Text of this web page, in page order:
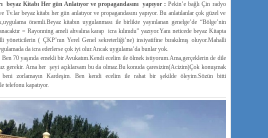
beyaz Kitabı Her gün Anlatıyor ve propagandasını yapıyor : Pekin’e bağlı Çin radyo
Tv.lar beyaz kitabı her gün anlatıyor ve propagandasını yapıyor. Bu anlatılanlar çok güzel ve
önemli.Beyaz kitabın uygulanması ile birlikte yayınlanan genelge’de “Bölge’nin
= Rayonning ameli ahvalına karap icra kılınıdu” yazıyor.Yanı neticede beyaz Kitapta
yöneticilerin ( ÇKP’nın Yerel Genel sekreterliği’ne) insiyatifine bırakılmış oluyor.Mahalli
da icra ederlerse çok iyi olur.Ancak uygulama’da bunlar yok.
Ben 70 yaşında emekli bir Avukatım.Kendi ecelim ile ölmek istiyorum.Ama,gerçeklerin de dile
gerekir. Ama her şeyi açıklarsam bu da olmaz.Bu konuda çaresizim(Acizim)Çok konuşmak
beni zorlamayın Kardeşim. Ben kendi ecelim ile rahat bir şekilde öleyim.Sözün bitti
telefonu kapatıyor.